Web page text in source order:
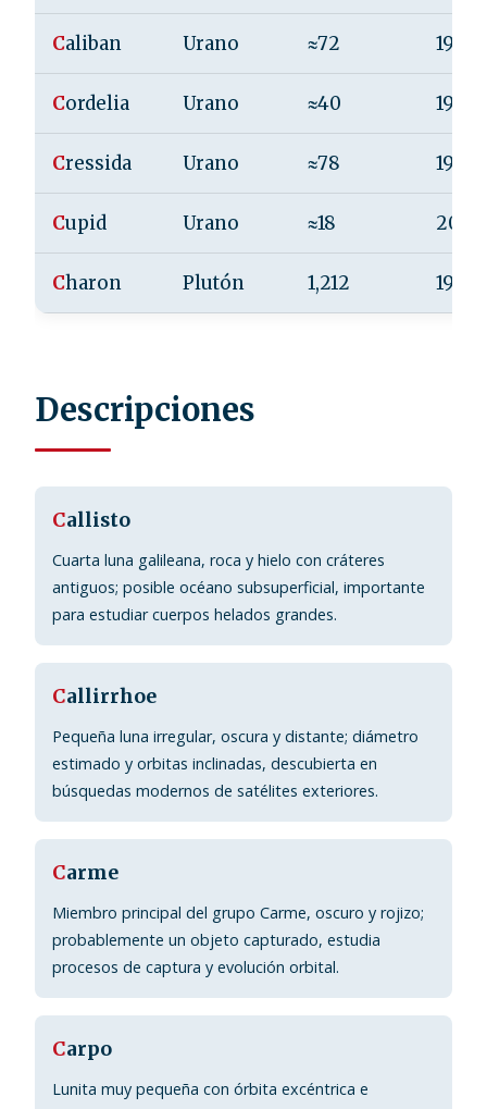
Caliban Urano ≈72 1997
Cordelia Urano ≈40 1986
Cressida Urano ≈78 1986
Cupid Urano ≈18 2003
Charon Plutón 1,212 1978
Descripciones
Callisto
Cuarta luna galileana, roca y hielo con cráteres
antiguos; posible océano subsuperficial, importante
para estudiar cuerpos helados grandes.
Callirrhoe
Pequeña luna irregular, oscura y distante; diámetro
estimado y orbitas inclinadas, descubierta en
búsquedas modernos de satélites exteriores.
Carme
Miembro principal del grupo Carme, oscuro y rojizo;
probablemente un objeto capturado, estudia
procesos de captura y evolución orbital.
Carpo
Lunita muy pequeña con órbita excéntrica e